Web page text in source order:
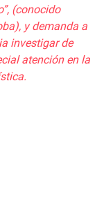
(conocido
y demanda a
investigar de
atención en la